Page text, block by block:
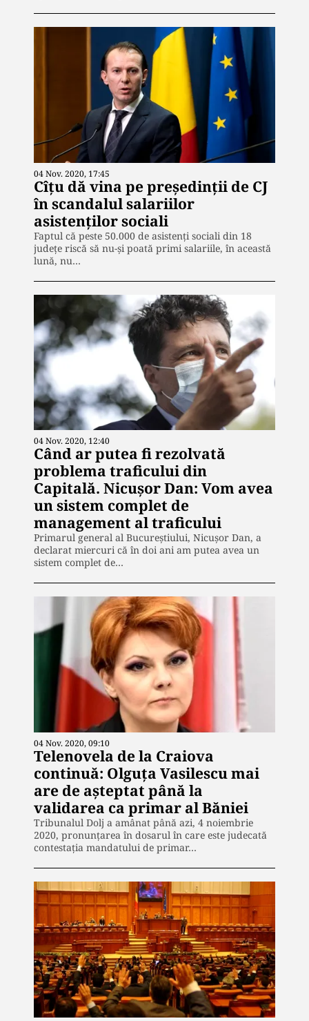
04 Nov. 2020, 17:45
Cîțu dă vina pe președinții de CJ
în scandalul salariilor
asistenților sociali
Faptul că peste 50.000 de asistenți sociali din 18
județe riscă să nu-și poată primi salariile, în această
lună, nu…
04 Nov. 2020, 12:40
Când ar putea fi rezolvată
problema traficului din
Capitală. Nicușor Dan: Vom avea
un sistem complet de
management al traficului
Primarul general al Bucureștiului, Nicușor Dan, a
declarat miercuri că în doi ani am putea avea un
sistem complet de…
04 Nov. 2020, 09:10
Telenovela de la Craiova
continuă: Olguța Vasilescu mai
are de așteptat până la
validarea ca primar al Băniei
Tribunalul Dolj a amânat până azi, 4 noiembrie
2020, pronunțarea în dosarul în care este judecată
contestația mandatului de primar…